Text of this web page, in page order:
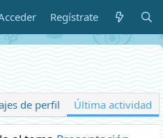
Regístrate
de perfil Última actividad